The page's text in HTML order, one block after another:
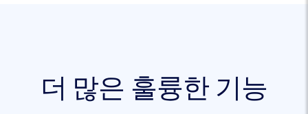
더 많은 훌륭한 기능